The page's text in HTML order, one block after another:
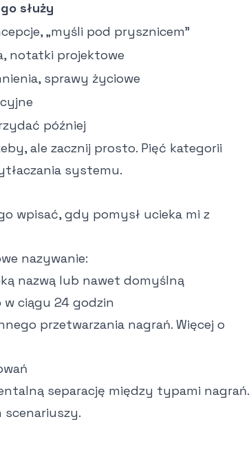
służy
„myśli pod prysznicem"
notatki projektowe
sprawy życiowe
później
ale zacznij prosto. Pięć kategorii
systemu.
wpisać, gdy pomysł ucieka mi z
nazywanie:
nazwą lub nawet domyślną
w ciągu 24 godzin
przetwarzania nagrań. Więcej o
separację między typami nagrań.